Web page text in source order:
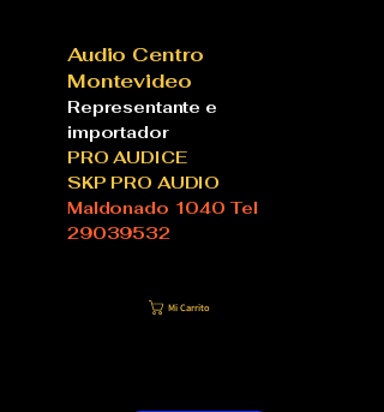
Audio Centro
Montevideo
Representante e
importador
PRO AUDICE
SKP PRO AUDIO
Maldonado 1040 Tel
29039532
Mi Carrito